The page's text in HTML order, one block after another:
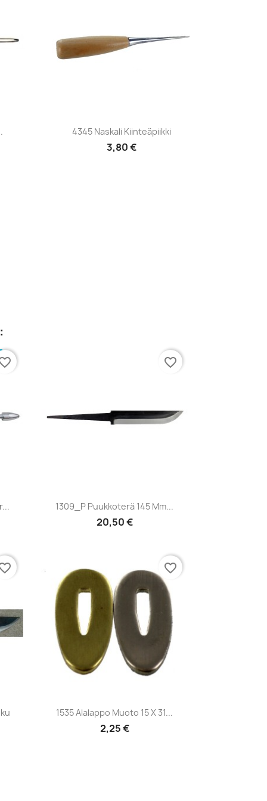
Pikakatselu
4345 Naskali Kiinteäpiikki
3,80 €
Pikakatselu
1309_P Puukkoterä 145 Mm...
20,50 €
favorite_border
Pikakatselu
1535 Alalappo Muoto 15 X 31...
2,25 €
favorite_border